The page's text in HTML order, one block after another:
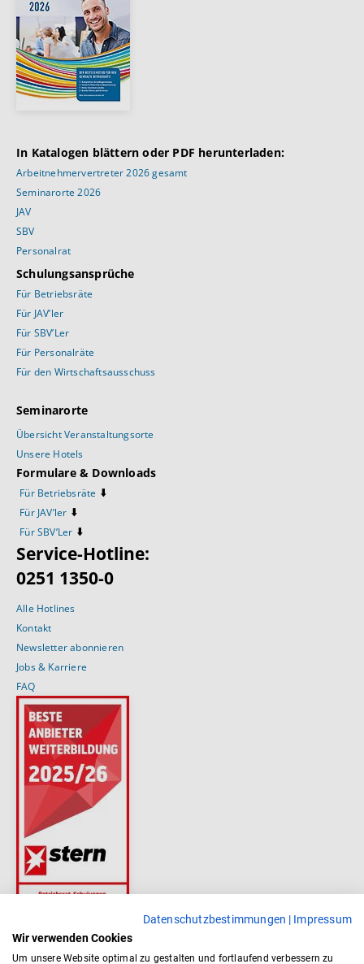
Datenschutzbestimmungen | Impressum
Wir verwenden Cookies
Um unsere Website optimal zu gestalten und fortlaufend verbessern zu
In Katalogen blättern oder PDF herunterladen:
Arbeitnehmervertreter 2026 gesamt
Seminarorte 2026
JAV
SBV
Personalrat
Schulungsansprüche
Für Betriebsräte
Für JAV’ler
Für SBV’Ler
Für Personalräte
Für den Wirtschaftsausschuss
Seminarorte
Übersicht Veranstaltungsorte
Unsere Hotels
Formulare & Downloads
Für Betriebsräte ⬇️
Für JAV’ler ⬇️
Für SBV’Ler ⬇️
Service-Hotline:
0251 1350-0
Alle Hotlines
Kontakt
Newsletter abonnieren
Jobs & Karriere
FAQ